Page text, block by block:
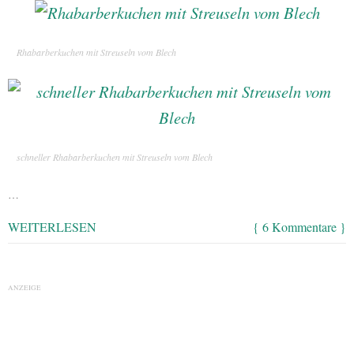
Rhabarberkuchen mit Streuseln vom Blech
schneller Rhabarberkuchen mit Streuseln vom Blech
…
WEITERLESEN { 6 Kommentare }
ANZEIGE